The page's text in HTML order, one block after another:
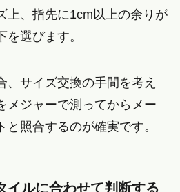
上、指先に1cm以上の余りが
選びます。
、サイズ交換の手間を考え
メジャーで測ってからメー
と照合するのが確実です。
イルに合わせて判断する